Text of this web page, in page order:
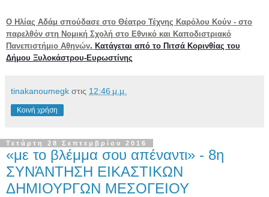
Ο Ηλίας Αδάμ σπούδασε στο Θέατρο Τέχνης Καρόλου Κούν - στο
παρελθόν στη Νομική Σχολή στο Εθνικό και Καποδιστριακό
Πανεπιστήμιο Αθηνών. Κατάγεται από το Πιτσά Κορινθίας του
Δήμου Ξυλοκάστρου-Ευρωστίνης
tinakanoumegk στις 12:46 μ.μ.
Κοινή χρήση
Τετάρτη 28 Σεπτεμβρίου 2016
«με το βλέμμα σου απέναντι» - 8η
ΣΥΝΆΝΤΗΣΗ ΕΙΚΑΣΤΙΚΩΝ
ΔΗΜΙΟΥΡΓΩΝ ΜΕΣΟΓΕΙΟΥ